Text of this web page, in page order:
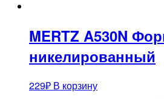
MERTZ A530N
никелированный
229₽ В корзину